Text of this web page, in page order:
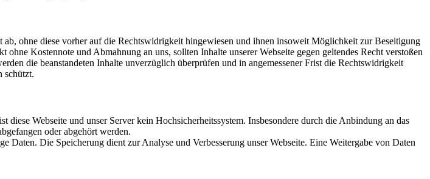
ohne diese vorher auf die Rechtswidrigkeit hingewiesen und ihnen insoweit Möglichkeit zur Beseitigung
Kostennote und Abmahnung an uns, sollten Inhalte unserer Webseite gegen geltendes Recht verstoßen
die beanstandeten Inhalte unverzüglich überprüfen und in angemessener Frist die Rechtswidrigkeit
schützt.
Webseite und unser Server kein Hochsicherheitssystem. Insbesondere durch die Anbindung an das
oder abgehört werden.
Daten. Die Speicherung dient zur Analyse und Verbesserung unser Webseite. Eine Weitergabe von Daten